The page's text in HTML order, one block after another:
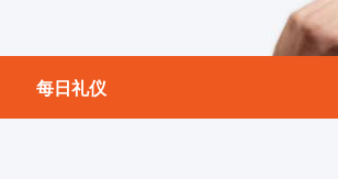
每日礼仪